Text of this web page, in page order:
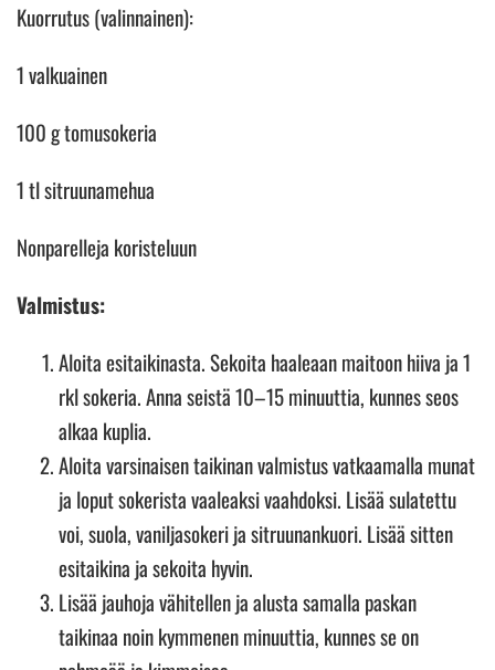
Kuorrutus (valinnainen):
1 valkuainen
100 g tomusokeria
1 tl sitruunamehua
Nonparelleja koristeluun
Valmistus:
Aloita esitaikinasta. Sekoita haaleaan maitoon hiiva ja 1
rkl sokeria. Anna seistä 10–15 minuuttia, kunnes seos
alkaa kuplia.
Aloita varsinaisen taikinan valmistus vatkaamalla munat
ja loput sokerista vaaleaksi vaahdoksi. Lisää sulatettu
voi, suola, vaniljasokeri ja sitruunankuori. Lisää sitten
esitaikina ja sekoita hyvin.
Lisää jauhoja vähitellen ja alusta samalla paskan
taikinaa noin kymmenen minuuttia, kunnes se on